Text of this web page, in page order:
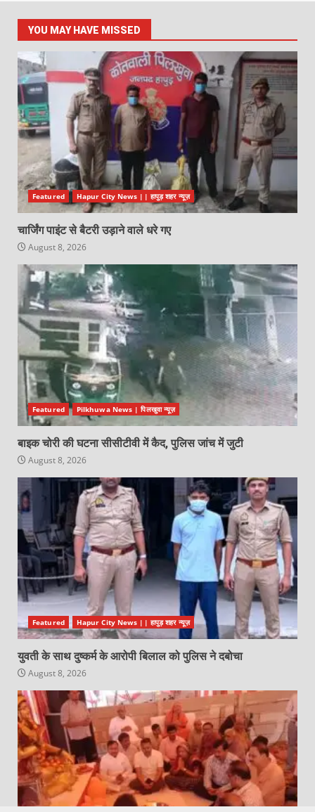
YOU MAY HAVE MISSED
Featured Hapur City News || हापुड़ शहर न्यूज़
चार्जिंग पाइंट से बैटरी उड़ाने वाले धरे गए
August 8, 2026
Featured Pilkhuwa News | पिलखुवा न्यूज़
बाइक चोरी की घटना सीसीटीवी में कैद, पुलिस जांच में जुटी
August 8, 2026
Featured Hapur City News || हापुड़ शहर न्यूज़
युवती के साथ दुष्कर्म के आरोपी बिलाल को पुलिस ने दबोचा
August 8, 2026